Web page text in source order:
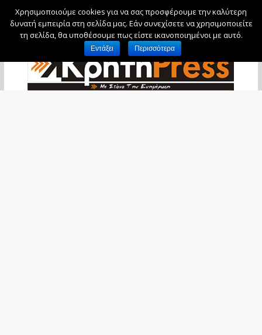
Πέμπτη, 6 Αυγούστου, 2026
Χρησιμοποιούμε cookies για να σας προσφέρουμε την καλύτερη
δυνατή εμπειρία στη σελίδα μας. Εάν συνεχίσετε να χρησιμοποιείτε
τη σελίδα, θα υποθέσουμε πως είστε ικανοποιημένοι με αυτό.
Εντάξει Περισσότερα